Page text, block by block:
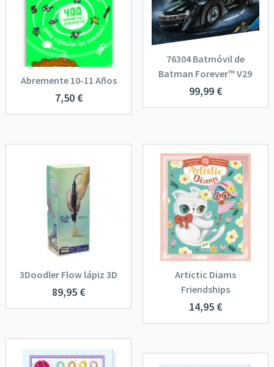
Abremente 10-11 Años
7,50 €
76304 Batmóvil de
Batman Forever™ V29
99,99 €
3Doodler Flow lápiz 3D
89,95 €
Artictic Diams
Friendships
14,95 €